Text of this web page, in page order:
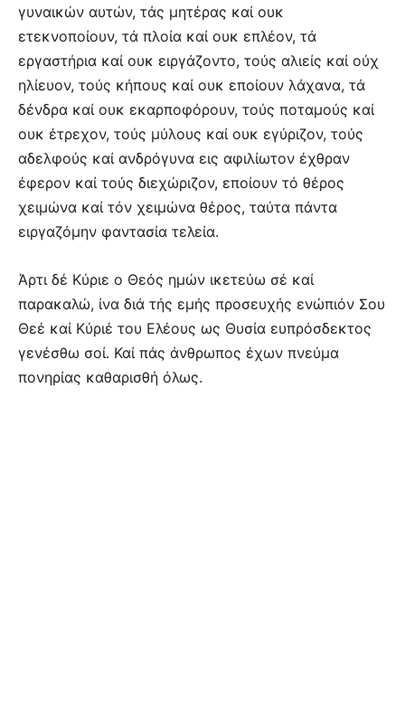
γυναικών αυτών, τάς μητέρας καί ουκ
ετεκνοποίουν, τά πλοία καί ουκ επλέον, τά
εργαστήρια καί ουκ ειργάζοντο, τούς αλιείς καί ούχ
ηλίευον, τούς κήπους καί ουκ εποίουν λάχανα, τά
δένδρα καί ουκ εκαρποφόρουν, τούς ποταμούς καί
ουκ έτρεχον, τούς μύλους καί ουκ εγύριζον, τούς
αδελφούς καί ανδρόγυνα εις αφιλίωτον έχθραν
έφερον καί τούς διεχώριζον, εποίουν τό θέρος
χειμώνα καί τόν χειμώνα θέρος, ταύτα πάντα
ειργαζόμην φαντασία τελεία.
Άρτι δέ Κύριε ο Θεός ημών ικετεύω σέ καί
παρακαλώ, ίνα διά τής εμής προσευχής ενώπιόν Σου
Θεέ καί Κύριέ του Ελέους ως Θυσία ευπρόσδεκτος
γενέσθω σοί. Καί πάς άνθρωπος έχων πνεύμα
πονηρίας καθαρισθή όλως.